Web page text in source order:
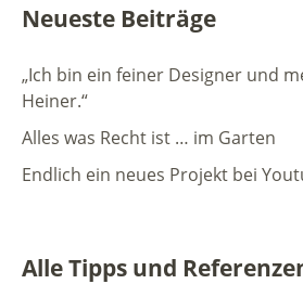
Neueste Beiträge
„Ich bin ein feiner Designer und
Heiner.“
Alles was Recht ist … im Garten
Endlich ein neues Projekt bei
Alle Tipps und